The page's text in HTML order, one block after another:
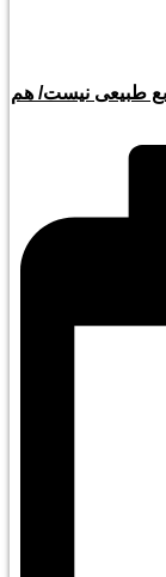
طبیعی نیست/ هم